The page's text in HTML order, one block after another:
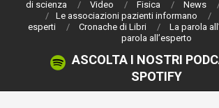
di scienza
Video Fisica News
Le associazioni pazienti informano
esperti
Cronache di Libri La parola
parola all’esperto
ASCOLTA I NOSTRI
SPOTIFY